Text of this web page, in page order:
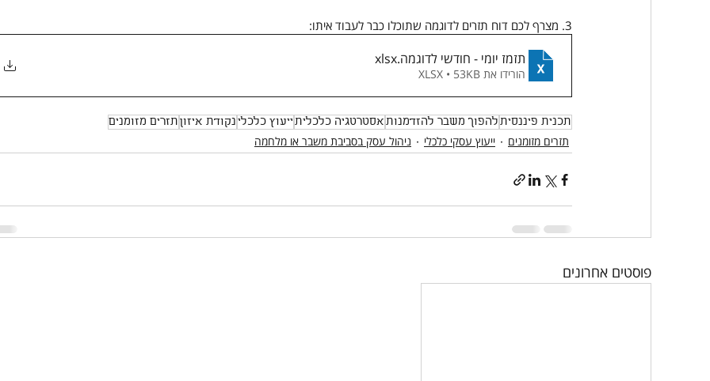
3. מצרף לכם דוח תזרים לדוגמה שתוכלו כבר לעבוד איתו:
תזמז יומי - חודשי לדוגמה.xlsx
הורידו את XLSX • 53KB
תכנית פיננסית להפוך משבר להזדמנות אסטרטגיה כלכלית ייעוץ כלכלי נקודת איזון תזרים מזומנים
תזרים מזומנים ייעוץ עסקי כלכלי ניהול עסק בסביבת משבר או מלחמה
פוסטים אחרונים